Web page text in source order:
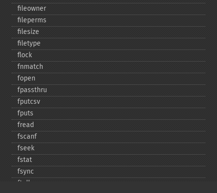
fileowner
fileperms
filesize
filetype
flock
fnmatch
fopen
fpassthru
fputcsv
fputs
fread
fscanf
fseek
fstat
fsync
ftell